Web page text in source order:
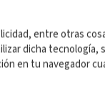
su reproducción no
entre otras
dicha tecnología,
en tu navegador